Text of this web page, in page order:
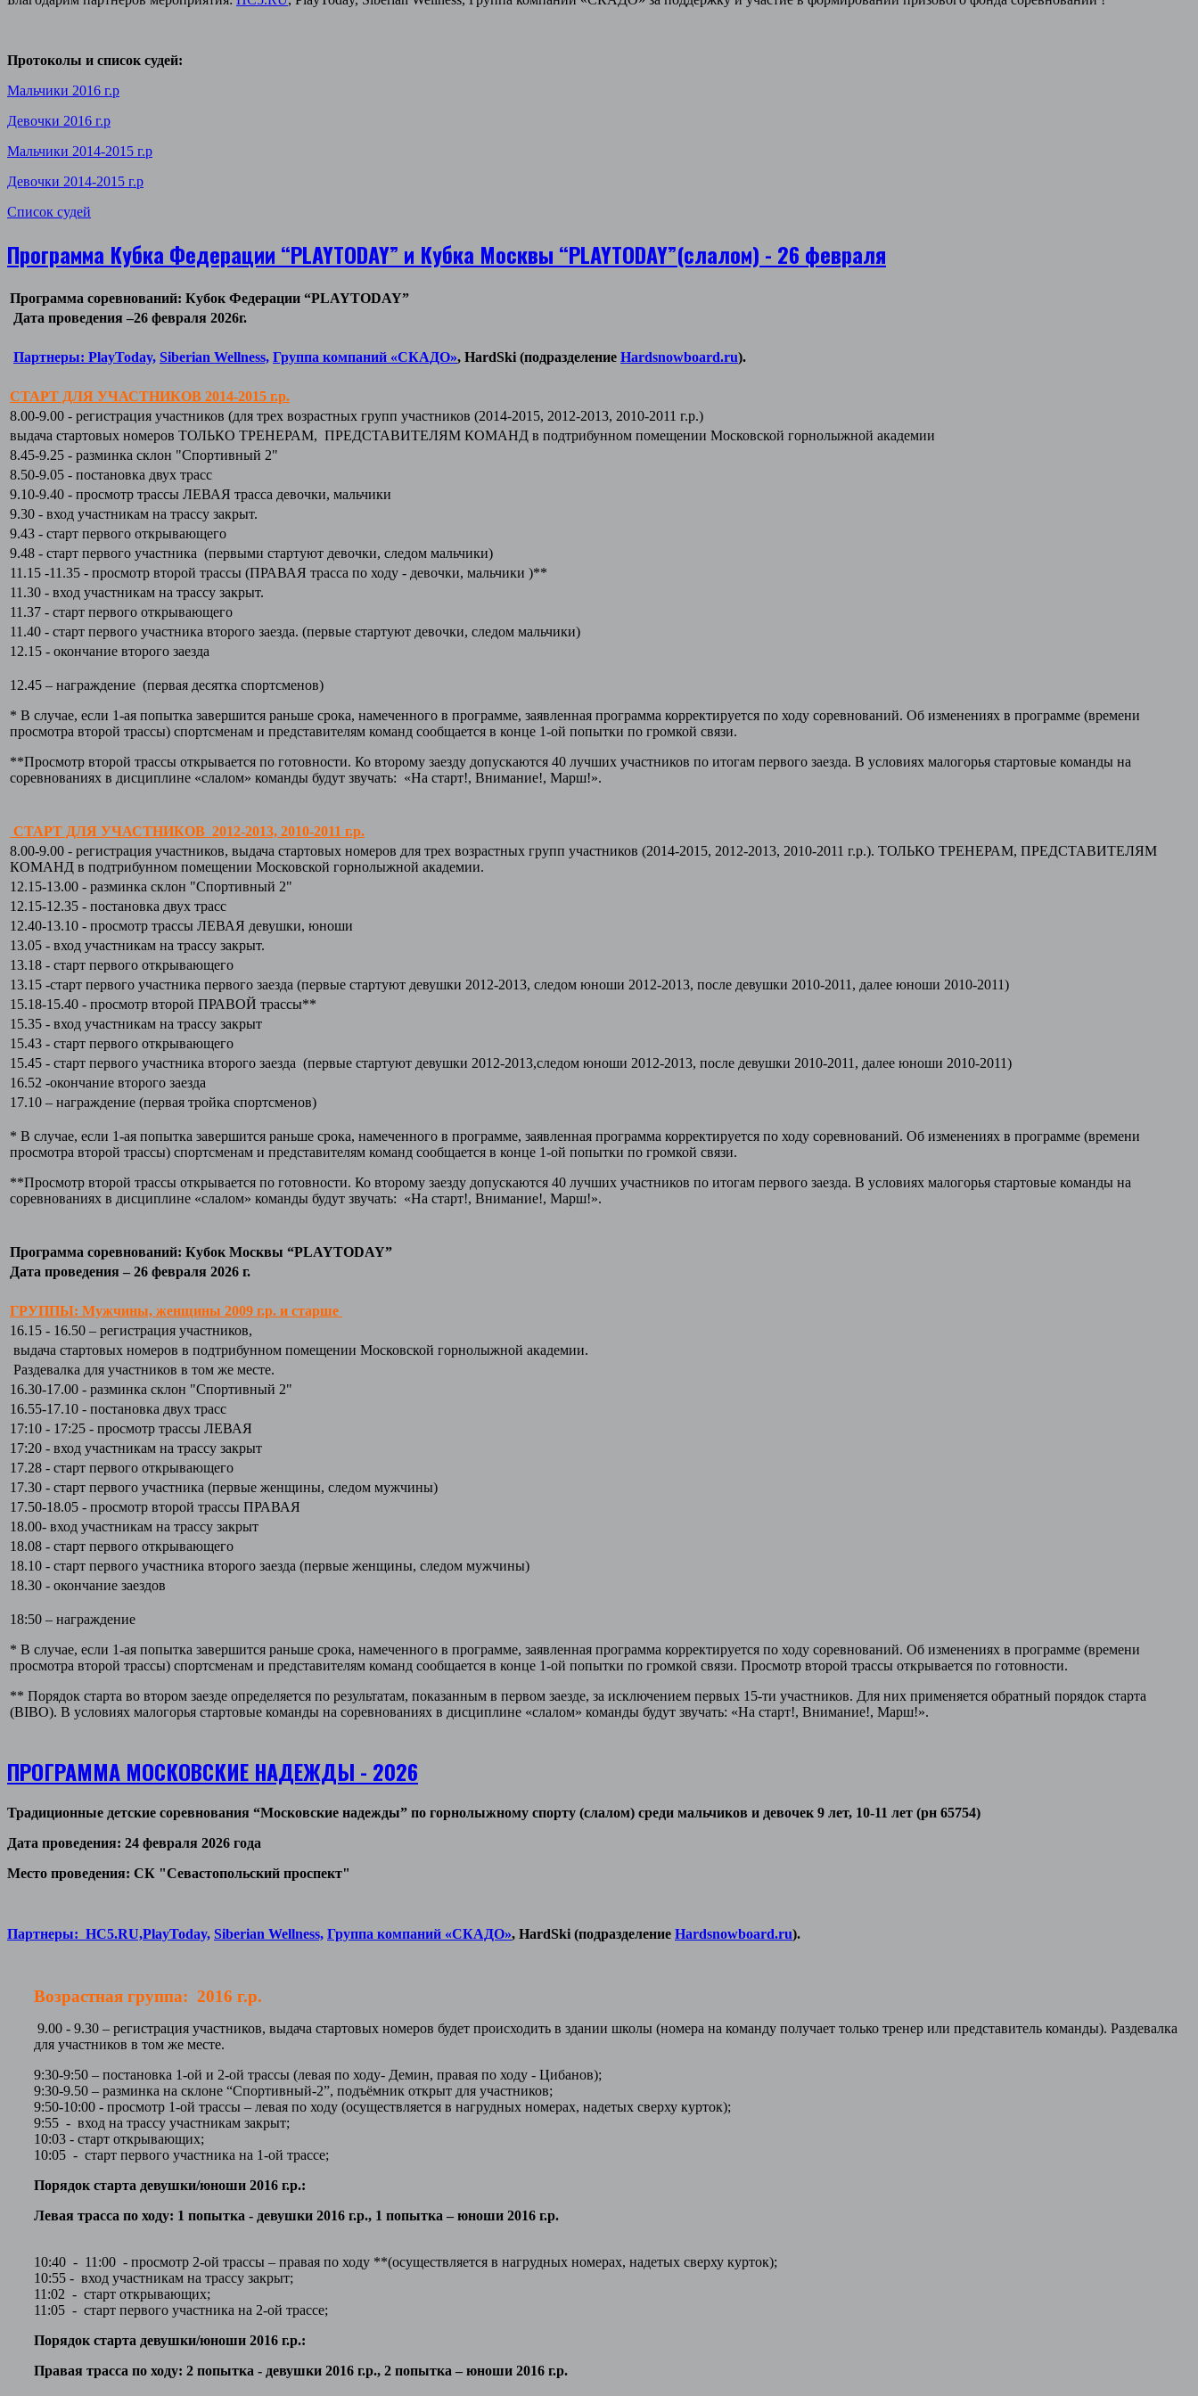
Протоколы и список судей:
Мальчики 2016 г.р
Девочки 2016 г.р
Мальчики 2014-2015 г.р
Девочки 2014-2015 г.р
Список судей
Программа Кубка Федерации “PLAYTODAY” и Кубка Москвы “PLAYTODAY”(слалом) - 26 февраля
Программа соревнований: Кубок Федерации “PLAYTODAY”
Дата проведения –26 февраля 2026г.
Партнеры: PlayToday, Siberian Wellness, Группа компаний «СКАДО», HardSki (подразделение Hardsnowboard.ru).
СТАРТ ДЛЯ УЧАСТНИКОВ 2014-2015 г.р.
8.00-9.00 - регистрация участников (для трех возрастных групп участников (2014-2015, 2012-2013, 2010-2011 г.р.)
выдача стартовых номеров ТОЛЬКО ТРЕНЕРАМ, ПРЕДСТАВИТЕЛЯМ КОМАНД в подтрибунном помещении Московской горнолыжной академии
8.45-9.25 - разминка склон "Спортивный 2"
8.50-9.05 - постановка двух трасс
9.10-9.40 - просмотр трассы ЛЕВАЯ трасса девочки, мальчики
9.30 - вход участникам на трассу закрыт.
9.43 - старт первого открывающего
9.48 - старт первого участника (первыми стартуют девочки, следом мальчики)
11.15 -11.35 - просмотр второй трассы (ПРАВАЯ трасса по ходу - девочки, мальчики )**
11.30 - вход участникам на трассу закрыт.
11.37 - старт первого открывающего
11.40 - старт первого участника второго заезда. (первые стартуют девочки, следом мальчики)
12.15 - окончание второго заезда
12.45 – награждение (первая десятка спортсменов)
* В случае, если 1-ая попытка завершится раньше срока, намеченного в программе, заявленная программа корректируется по ходу соревнований. Об изменениях в программе (времени
просмотра второй трассы) спортсменам и представителям команд сообщается в конце 1-ой попытки по громкой связи.
**Просмотр второй трассы открывается по готовности. Ко второму заезду допускаются 40 лучших участников по итогам первого заезда. В условиях малогорья стартовые команды на
соревнованиях в дисциплине «слалом» команды будут звучать: «На старт!, Внимание!, Марш!».
СТАРТ ДЛЯ УЧАСТНИКОВ 2012-2013, 2010-2011 г.р.
8.00-9.00 - регистрация участников, выдача стартовых номеров для трех возрастных групп участников (2014-2015, 2012-2013, 2010-2011 г.р.). ТОЛЬКО ТРЕНЕРАМ, ПРЕДСТАВИТЕЛЯМ
КОМАНД в подтрибунном помещении Московской горнолыжной академии.
12.15-13.00 - разминка склон "Спортивный 2"
12.15-12.35 - постановка двух трасс
12.40-13.10 - просмотр трассы ЛЕВАЯ девушки, юноши
13.05 - вход участникам на трассу закрыт.
13.18 - старт первого открывающего
13.15 -старт первого участника первого заезда (первые стартуют девушки 2012-2013, следом юноши 2012-2013, после девушки 2010-2011, далее юноши 2010-2011)
15.18-15.40 - просмотр второй ПРАВОЙ трассы**
15.35 - вход участникам на трассу закрыт
15.43 - старт первого открывающего
15.45 - старт первого участника второго заезда (первые стартуют девушки 2012-2013,следом юноши 2012-2013, после девушки 2010-2011, далее юноши 2010-2011)
16.52 -окончание второго заезда
17.10 – награждение (первая тройка спортсменов)
* В случае, если 1-ая попытка завершится раньше срока, намеченного в программе, заявленная программа корректируется по ходу соревнований. Об изменениях в программе (времени
просмотра второй трассы) спортсменам и представителям команд сообщается в конце 1-ой попытки по громкой связи.
**Просмотр второй трассы открывается по готовности. Ко второму заезду допускаются 40 лучших участников по итогам первого заезда. В условиях малогорья стартовые команды на
соревнованиях в дисциплине «слалом» команды будут звучать: «На старт!, Внимание!, Марш!».
Программа соревнований: Кубок Москвы “PLAYTODAY”
Дата проведения – 26 февраля 2026 г.
ГРУППЫ: Мужчины, женщины 2009 г.р. и старше
16.15 - 16.50 – регистрация участников,
выдача стартовых номеров в подтрибунном помещении Московской горнолыжной академии.
Раздевалка для участников в том же месте.
16.30-17.00 - разминка склон "Спортивный 2"
16.55-17.10 - постановка двух трасс
17:10 - 17:25 - просмотр трассы ЛЕВАЯ
17:20 - вход участникам на трассу закрыт
17.28 - старт первого открывающего
17.30 - старт первого участника (первые женщины, следом мужчины)
17.50-18.05 - просмотр второй трассы ПРАВАЯ
18.00- вход участникам на трассу закрыт
18.08 - старт первого открывающего
18.10 - старт первого участника второго заезда (первые женщины, следом мужчины)
18.30 - окончание заездов
18:50 – награждение
* В случае, если 1-ая попытка завершится раньше срока, намеченного в программе, заявленная программа корректируется по ходу соревнований. Об изменениях в программе (времени
просмотра второй трассы) спортсменам и представителям команд сообщается в конце 1-ой попытки по громкой связи. Просмотр второй трассы открывается по готовности.
** Порядок старта во втором заезде определяется по результатам, показанным в первом заезде, за исключением первых 15-ти участников. Для них применяется обратный порядок старта
(BIBO). В условиях малогорья стартовые команды на соревнованиях в дисциплине «слалом» команды будут звучать: «На старт!, Внимание!, Марш!».
ПРОГРАММА МОСКОВСКИЕ НАДЕЖДЫ - 2026
Традиционные детские соревнования “Московские надежды” по горнолыжному спорту (слалом) среди мальчиков и девочек 9 лет, 10-11 лет (рн 65754)
Дата проведения: 24 февраля 2026 года
Место проведения: СК "Севастопольский проспект"
Партнеры: HC5.RU,PlayToday, Siberian Wellness, Группа компаний «СКАДО», HardSki (подразделение Hardsnowboard.ru).
Возрастная группа: 2016 г.р.
9.00 - 9.30 – регистрация участников, выдача стартовых номеров будет происходить в здании школы (номера на команду получает только тренер или представитель команды). Раздевалка
для участников в том же месте.
9:30-9:50 – постановка 1-ой и 2-ой трассы (левая по ходу- Демин, правая по ходу - Цибанов);
9:30-9.50 – разминка на склоне “Спортивный-2”, подъёмник открыт для участников;
9:50-10:00 - просмотр 1-ой трассы – левая по ходу (осуществляется в нагрудных номерах, надетых сверху курток);
9:55 - вход на трассу участникам закрыт;
10:03 - старт открывающих;
10:05 - старт первого участника на 1-ой трассе;
Порядок старта девушки/юноши 2016 г.р.:
Левая трасса по ходу: 1 попытка - девушки 2016 г.р., 1 попытка – юноши 2016 г.р.
10:40 - 11:00 - просмотр 2-ой трассы – правая по ходу **(осуществляется в нагрудных номерах, надетых сверху курток);
10:55 - вход участникам на трассу закрыт;
11:02 - старт открывающих;
11:05 - старт первого участника на 2-ой трассе;
Порядок старта девушки/юноши 2016 г.р.:
Правая трасса по ходу: 2 попытка - девушки 2016 г.р., 2 попытка – юноши 2016 г.р.